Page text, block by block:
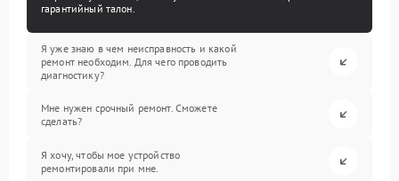
гарантийный талон.
Я уже знаю в чем неисправность и какой
ремонт необходим. Для чего проводить
диагностику?
Мне нужен срочный ремонт. Сможете
сделать?
Я хочу, чтобы мое устройство
ремонтировали при мне.